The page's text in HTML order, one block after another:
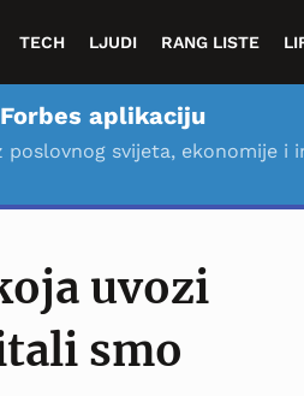
TECH LJUDI RANG LISTE
aplikaciju
svijeta, ekonomije i
uvozi
smo